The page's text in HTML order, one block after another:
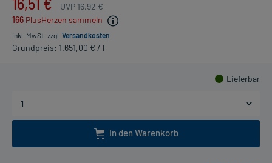
UVP16,92 €
166 PlusHerzen sammeln
inkl. MwSt. zzgl. Versandkosten
Grundpreis: 1.651,00 € / l
Lieferbar
In den Warenkorb